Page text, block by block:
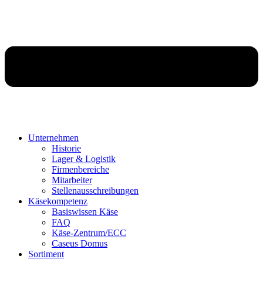
Unternehmen
Historie
Lager & Logistik
Firmenbereiche
Mitarbeiter
Stellenausschreibungen
Käsekompetenz
Basiswissen Käse
FAQ
Käse-Zentrum/ECC
Caseus Domus
Sortiment